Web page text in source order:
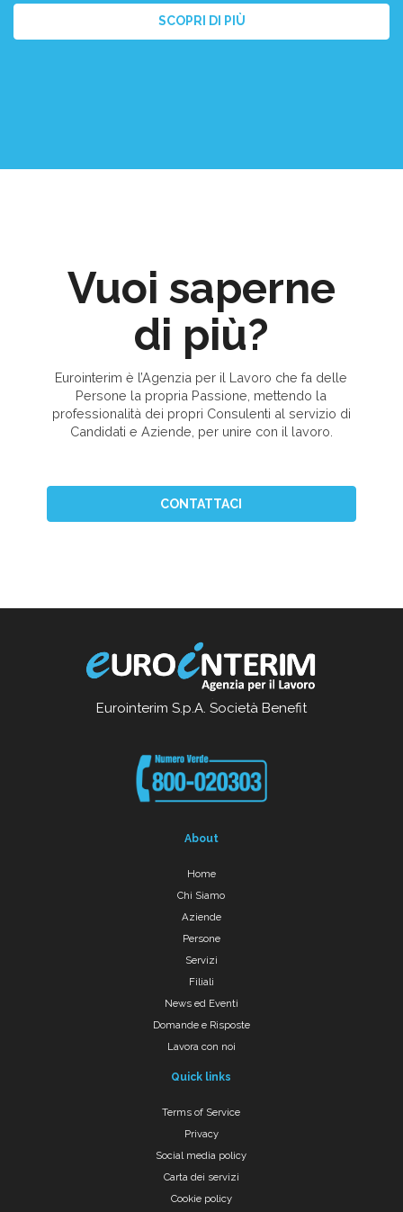
SCOPRI DI PIÙ
Vuoi saperne
di più?
Eurointerim è l’Agenzia per il Lavoro che fa delle
Persone la propria Passione, mettendo la
professionalità dei propri Consulenti al servizio di
Candidati e Aziende, per unire con il lavoro.
CONTATTACI
Eurointerim S.p.A. Società Benefit
About
Home
Chi Siamo
Aziende
Persone
Servizi
Filiali
News ed Eventi
Domande e Risposte
Lavora con noi
Quick links
Terms of Service
Privacy
Social media policy
Carta dei servizi
Cookie policy